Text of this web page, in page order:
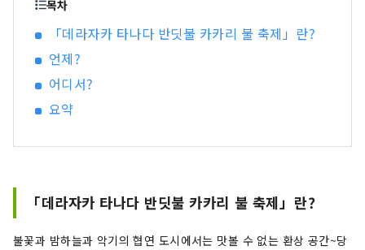
목차
「데라자카 타나다 반딧불 카카리 불 축제」란?
언제?
어디서?
요약
「데라자카 타나다 반딧불 카카리 불 축제」란?
불꽃과 밤하늘과 악기의 협연 도시에서는 맛볼 수 없는 환상 공간~당